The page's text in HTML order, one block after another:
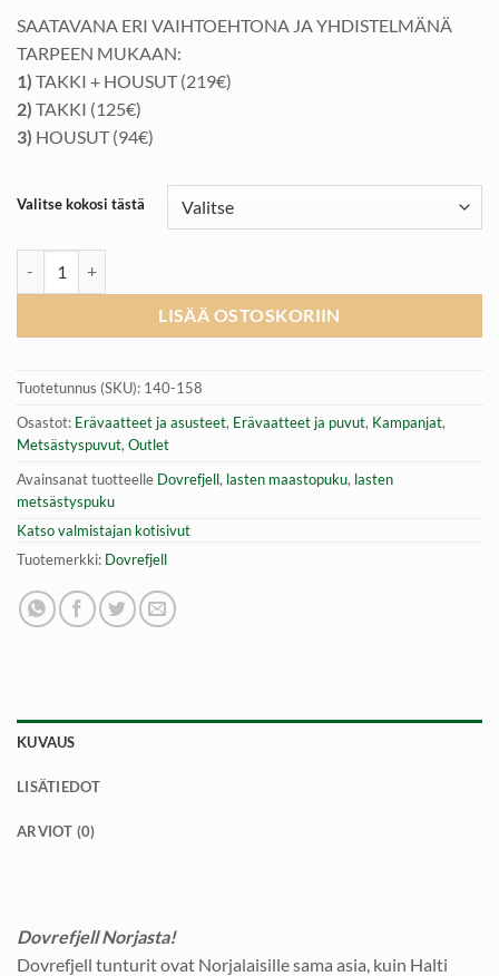
SAATAVANA ERI VAIHTOEHTONA JA YHDISTELMÄNÄ
TARPEEN MUKAAN:
1) TAKKI + HOUSUT (219€)
2) TAKKI (125€)
3) HOUSUT (94€)
Valitse kokosi tästä
LISÄÄ OSTOSKORIIN
Tuotetunnus (SKU): 140-158
Osastot: Erävaatteet ja asusteet, Erävaatteet ja puvut, Kampanjat,
Metsästyspuvut, Outlet
Avainsanat tuotteelle Dovrefjell, lasten maastopuku, lasten
metsästyspuku
Katso valmistajan kotisivut
Tuotemerkki: Dovrefjell
KUVAUS
LISÄTIEDOT
ARVIOT (0)
Dovrefjell Norjasta!
Dovrefjell tunturit ovat Norjalaisille sama asia, kuin Halti